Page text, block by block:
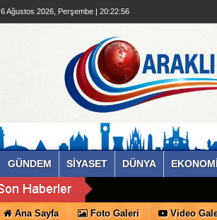
6 Ağustos 2026, Perşembe | 20:22:57
GÜNDEM SİYASET DÜNYA
Ana Sayfa Foto Galeri Video